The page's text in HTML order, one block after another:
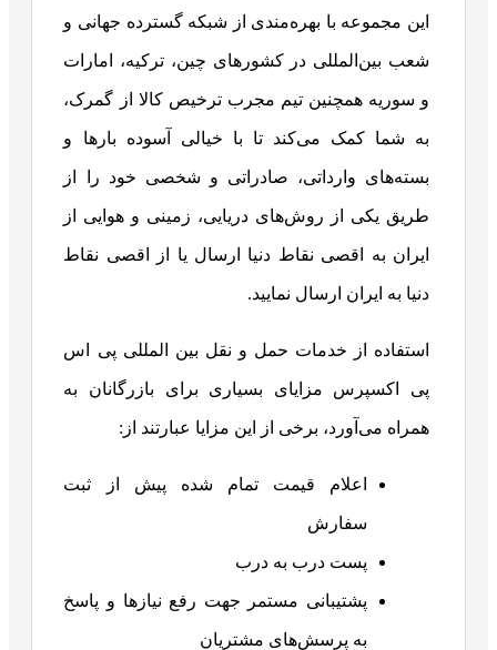
این مجموعه با بهره‌مندی از شبکه گسترده جهانی و
شعب بین‌المللی در کشورهای چین، ترکیه، امارات
و سوریه همچنین تیم مجرب ترخیص کالا از گمرک،
به شما کمک می‌کند تا با خیالی آسوده بارها و
بسته‌های وارداتی، صادراتی و شخصی خود را از
طریق یکی از روش‌های دریایی، زمینی و هوایی از
ایران به اقصی نقاط دنیا ارسال یا از اقصی نقاط
دنیا به ایران ارسال نمایید.
استفاده از خدمات حمل و نقل بین المللی پی اس
پی اکسپرس مزایای بسیاری برای بازرگانان به
همراه می‌آورد، برخی از این مزایا عبارتند از:
اعلام قیمت تمام شده پیش از ثبت
سفارش
پست درب به درب
پشتیبانی مستمر جهت رفع نیازها و پاسخ
به پرسش‌های مشتریان